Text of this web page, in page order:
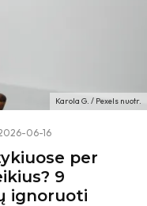
Karola G. / Pexels nuotr.
06-16
per
9
ignoruoti